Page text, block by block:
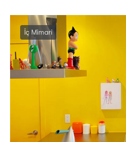
İç Mimari